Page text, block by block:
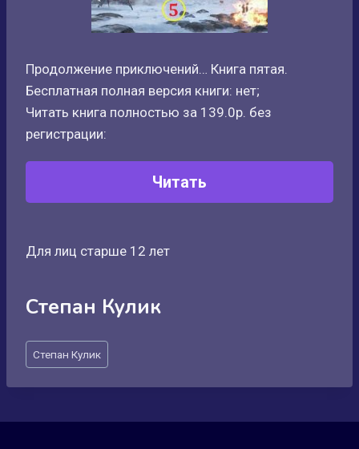
Продолжение приключений… Книга пятая.
Бесплатная полная версия книги: нет;
Читать книга полностью за 139.0р. без
регистрации:
Читать
Для лиц старше 12 лет
Степан Кулик
Метки
записи:
Степан Кулик